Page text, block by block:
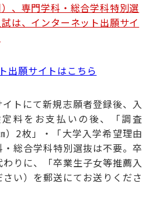
、専門学科・総合学科特別選
は、インターネット出願サイ
出願サイトはこちら
トにて新規志願者登録後、入
料をお支払いの後、「調査
2枚」・「大学入学希望理由
総合学科特別選抜は不要。卒
りに、「卒業生子女等推薦入
い）を郵送にてお送りくださ